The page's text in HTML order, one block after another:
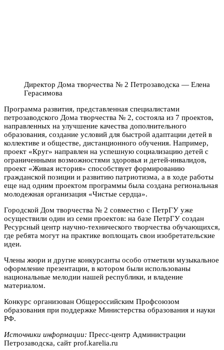
Директор Дома творчества № 2 Петрозаводска — Елена
Герасимова
Программа развития, представленная специалистами
петрозаводского Дома творчества № 2, состояла из 7 проектов,
направленных на улучшение качества дополнительного
образования, создание условий для быстрой адаптации детей в
коллективе и обществе, дистанционного обучения. Например,
проект «Круг» направлен на успешную социализацию детей с
ограниченными возможностями здоровья и детей-инвалидов,
проект «Живая история» способствует формированию
гражданской позиции и развитию патриотизма, а в ходе работы
еще над одним проектом программы была создана региональная
молодежная организация «Чистые сердца».
Городской Дом творчества № 2 совместно с ПетрГУ уже
осуществили один из семи проектов: на базе ПетрГУ создан
Ресурсный центр научно-технического творчества обучающихся,
где ребята могут на практике воплощать свои изобретательские
идеи.
Члены жюри и другие конкурсанты особо отметили музыкальное
оформление презентации, в котором были использованы
национальные мелодии нашей республики, и владение
материалом.
Конкурс организован Общероссийским Профсоюзом
образования при поддержке Министерства образования и науки
РФ.
Источники информации: Пресс-центр Администрации
Петрозаводска, сайт prof.karelia.ru